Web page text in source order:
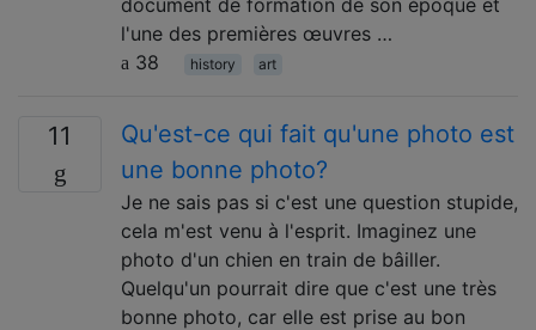
document de formation de son époque et
l'une des premières œuvres …
38
history art
11
Qu'est-ce qui fait qu'une photo est
une bonne photo?
Je ne sais pas si c'est une question stupide,
cela m'est venu à l'esprit. Imaginez une
photo d'un chien en train de bâiller.
Quelqu'un pourrait dire que c'est une très
bonne photo, car elle est prise au bon